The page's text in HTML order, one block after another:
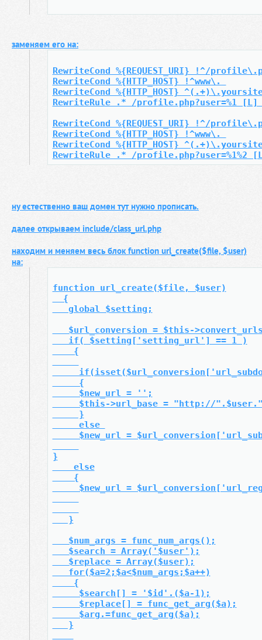
заменяем его на:
RewriteCond %{REQUEST_URI} !^/
RewriteCond %{HTTP_HOST} !^www\.
RewriteCond %{HTTP_HOST}
RewriteRule .* /profile.php?user=%1
RewriteCond %{REQUEST_URI} !^/
RewriteCond %{HTTP_HOST} !^www\.
RewriteCond %{HTTP_HOST}
RewriteRule .* /profile.php?user=%1%2
ну естественно ваш домен тут нужно прописать.
далее открываем include/class_url.php
находим и меняем весь блок function url_create($file, $user)
на:
function url_create($file, $user)
{
global $setting;
$url_conversion = $this-
if( $setting['setting_url'] == 1 )
{
{
$new_url = '';
$this->url_base = "http://
}
else
$new_url =
}
else
{
$new_url =
}
$num_args = func_num_args();
$search = Array('$user');
$replace = Array($user);
for($a=2;$a<$num_args;$a++)
{
$search[] = '$id'.($a-1);
$replace[] = func_get_arg($a);
$arg.=func_get_arg($a);
}